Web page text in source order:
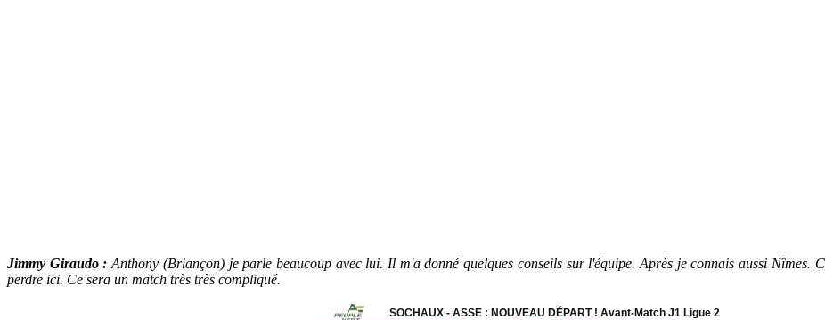
Jimmy Giraudo : Anthony (Briançon) je parle beaucoup avec lui. Il m'a donné quelques conseils sur l'équipe. Après je connais aussi
perdre ici. Ce sera un match très très compliqué.